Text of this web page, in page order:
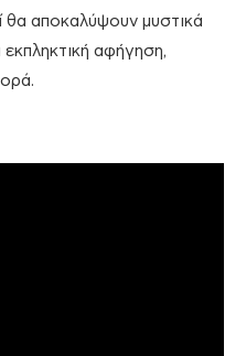
θα αποκαλύψουν μυστικά
εκπληκτική αφήγηση,